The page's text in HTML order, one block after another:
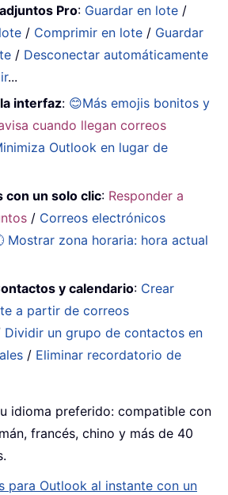
Pro: Guardar en lote /
/ Comprimir en lote / Guardar
/ Desconectar automáticamente
...
interfaz: 😊Más emojis bonitos y
cuando llegan correos
Outlook en lugar de
con un solo clic: Responder a
/ Correos electrónicos
Mostrar zona horaria: hora actual
y calendario: Crear
a partir de correos
Dividir un grupo de contactos en
/ Eliminar recordatorio de
idioma preferido: compatible con
francés, chino y más de 40
para Outlook al instante con un